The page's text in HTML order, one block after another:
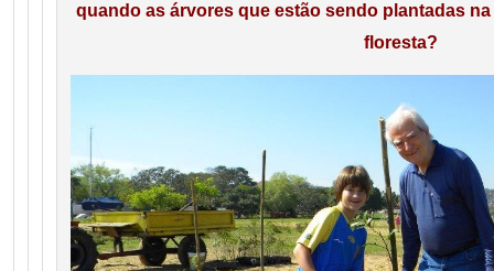
quando as árvores que estão sendo plantadas
floresta?